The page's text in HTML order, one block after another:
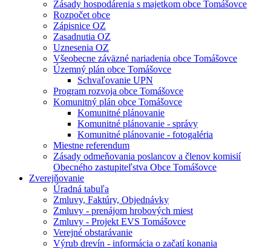
Zásady hospodárenia s majetkom obce Tomášovce
Rozpočet obce
Zápisnice OZ
Zasadnutia OZ
Uznesenia OZ
Všeobecne záväzné nariadenia obce Tomášovce
Územný plán obce Tomášovce
Schvaľovanie UPN
Program rozvoja obce Tomášovce
Komunitný plán obce Tomášovce
Komunitné plánovanie
Komunitné plánovanie - správy
Komunitné plánovanie - fotogaléria
Miestne referendum
Zásady odmeňovania poslancov a členov komisií
Obecného zastupiteľstva Obce Tomášovce
Zverejňovanie
Úradná tabuľa
Zmluvy, Faktúry, Objednávky
Zmluvy - prenájom hrobových miest
Zmluvy - Projekt EVS Tomášovce
Verejné obstarávanie
Výrub drevín - informácia o začatí konania